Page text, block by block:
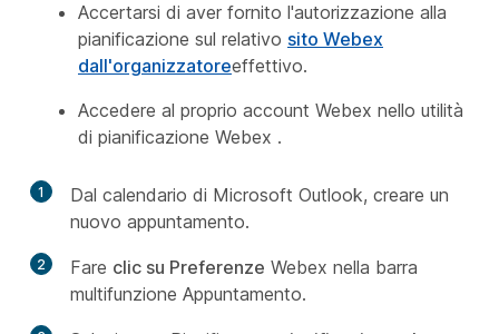
Accertarsi di aver fornito l'autorizzazione alla
pianificazione sul relativo sito Webex
dall'organizzatoreeffettivo.
Accedere al proprio account Webex nello utilità
di pianificazione Webex .
1
Dal calendario di Microsoft Outlook, creare un
nuovo appuntamento.
2 Fare clic su Preferenze Webex nella barra
multifunzione Appuntamento.